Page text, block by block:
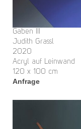
Gaben III
Judith Grassl
2020
Acryl auf Leinwand
120 x 100 cm
Anfrage